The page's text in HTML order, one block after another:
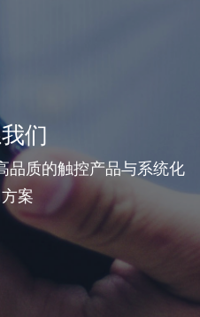
们
品质的触控产品与系统化
案